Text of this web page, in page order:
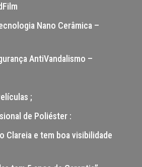
Nano Cerâmica –
AntiVandalismo –
;
de Poliéster :
Clareia e tem boa visibilidade